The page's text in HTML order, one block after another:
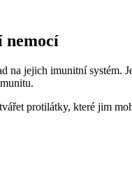
nemocí
jejich imunitní
protilátky, které jim